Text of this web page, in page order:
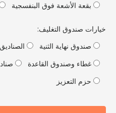
بقعة الأشعة فوق البنفسجية
صندوق التغليف:
صندوق نهاية الثنية
الصناديق
غطاء وصندوق القاعدة
صناديق
حزم التعزيز